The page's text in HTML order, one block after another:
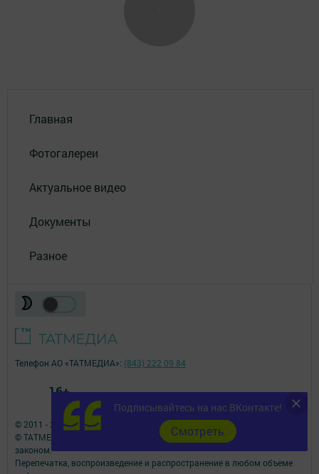
Главная
Фотогалереи
Актуальное видео
Документы
Разное
Подписывайтесь на нас ВКонтакте!
Cмотреть
© 2011 - 2026. Чистополь-информ. Все права защищены.
© ТАТМЕДИА. Все материалы, размещенные на сайте, защищены
законом.
Перепечатка, воспроизведение и распространение в любом объеме
Телефон АО «ТАТМЕДИА»: (843) 222 09 84
16+